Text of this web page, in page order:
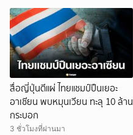
สื่อญี่ปุ่นตีแผ่ ไทยแชมป์ปืนเยอะ
อาเซียน พบหมุนเวียน ทะลุ 10 ล้าน
กระบอก
3 ชั่วโมงที่ผ่านมา